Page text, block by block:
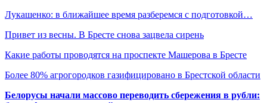
Лукашенко: в ближайшее время разберемся с подготовкой…
Привет из весны. В Бресте снова зацвела сирень
Какие работы проводятся на проспекте Машерова в Бресте
Более 80% агрогородков газифицировано в Брестской области
Белорусы начали массово переводить сбережения в рубли: